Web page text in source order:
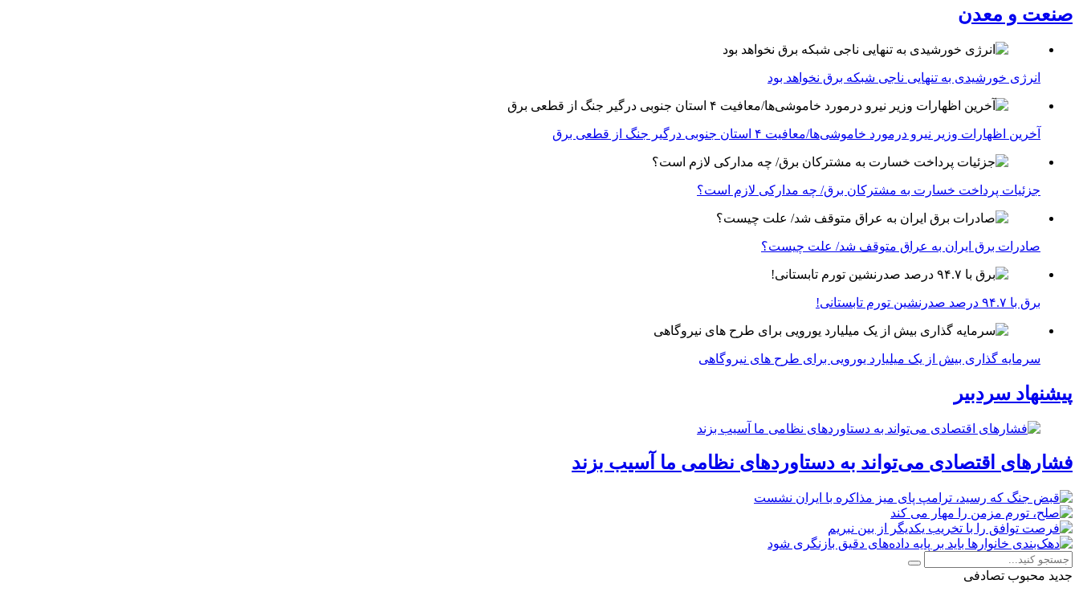
صنعت و معدن
انرژی خورشیدی به تنهایی ناجی شبکه برق نخواهد بود
آخرین اظهارات وزیر نیرو درمورد خاموشی‌ها/معافیت ۴ استان جنوبی درگیر جنگ از قطعی برق
جزئیات پرداخت خسارت به مشترکان برق/ چه مدارکی لازم است؟
صادرات برق ایران به عراق متوقف شد/ علت چیست؟
برق با ۹۴.۷ درصد صدرنشین تورم تابستانی!
سرمایه گذاری بیش از یک میلیارد یورویی برای طرح های نیروگاهی
پیشنهاد سردبیر
فشارهای اقتصادی می‌تواند به دستاوردهای نظامی ما آسیب بزند
جدید محبوب تصادفی